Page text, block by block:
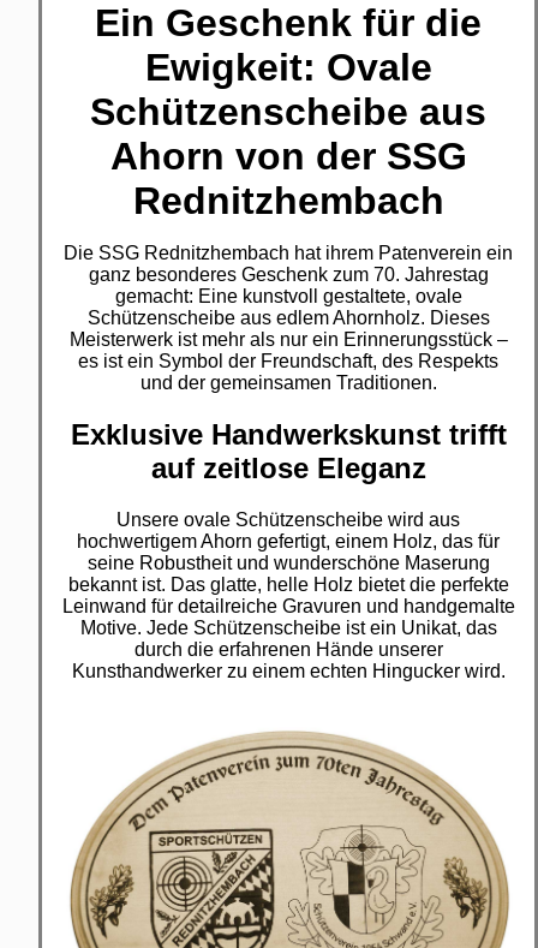
Ein Geschenk für die
Ewigkeit: Ovale
Schützenscheibe aus
Ahorn von der SSG
Rednitzhembach
Die SSG Rednitzhembach hat ihrem Patenverein ein
ganz besonderes Geschenk zum 70. Jahrestag
gemacht: Eine kunstvoll gestaltete, ovale
Schützenscheibe aus edlem Ahornholz. Dieses
Meisterwerk ist mehr als nur ein Erinnerungsstück –
es ist ein Symbol der Freundschaft, des Respekts
und der gemeinsamen Traditionen.
Exklusive Handwerkskunst trifft
auf zeitlose Eleganz
Unsere ovale Schützenscheibe wird aus
hochwertigem Ahorn gefertigt, einem Holz, das für
seine Robustheit und wunderschöne Maserung
bekannt ist. Das glatte, helle Holz bietet die perfekte
Leinwand für detailreiche Gravuren und handgemalte
Motive. Jede Schützenscheibe ist ein Unikat, das
durch die erfahrenen Hände unserer
Kunsthandwerker zu einem echten Hingucker wird.